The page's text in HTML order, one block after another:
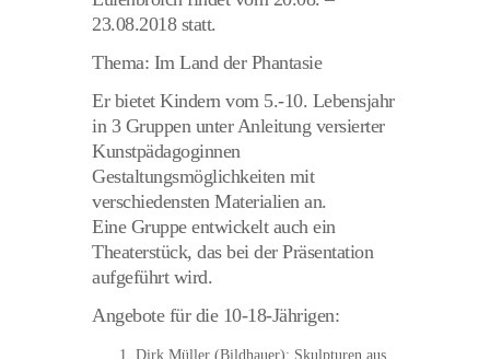
23.08.2018 statt.
Thema: Im Land der Phantasie
Er bietet Kindern vom 5.-10. Lebensjahr
in 3 Gruppen unter Anleitung versierter
Kunstpädagoginnen
Gestaltungsmöglichkeiten mit
verschiedensten Materialienan.
Eine Gruppe entwickelt auch ein
Theaterstück, das bei der Präsentation
aufgeführt wird.
Angebote für die 10-18-Jährigen:
Dirk Müller (Bildhauer): Skulpturen aus